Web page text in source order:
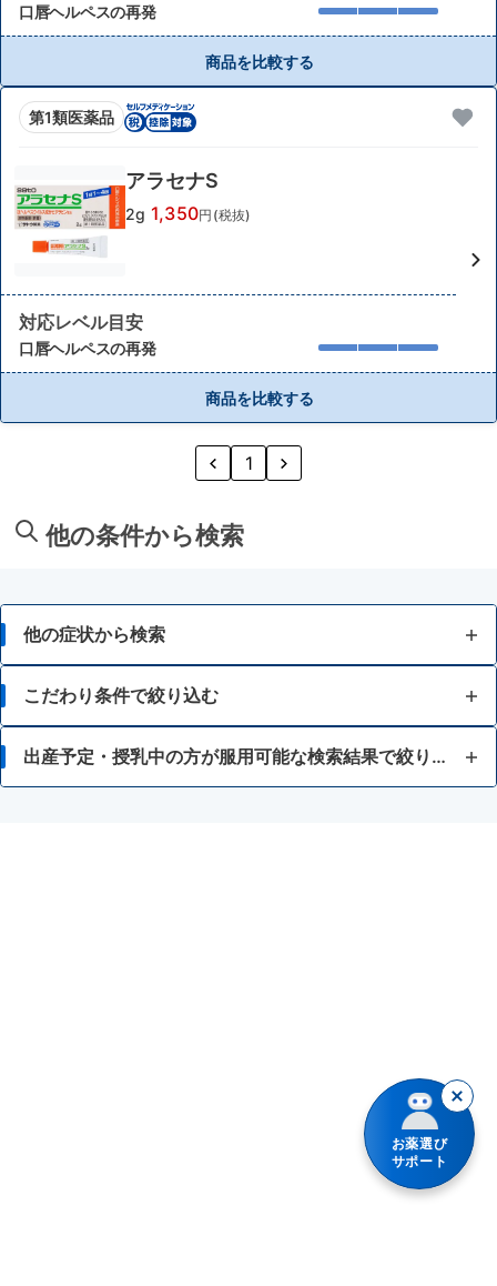
口唇ヘルペスの再発
商品を比較する
第1類医薬品
アラセナS
2g 1,350円(税抜)
対応レベル目安
口唇ヘルペスの再発
商品を比較する
1
他の条件から検索
他の症状から検索
口内炎
口角炎、唇のひびわれ
こだわり条件で絞り込む
15歳未満 出産予定・授乳中の方が服用可能な検索結果で絞り込む
お薬選び
サポート